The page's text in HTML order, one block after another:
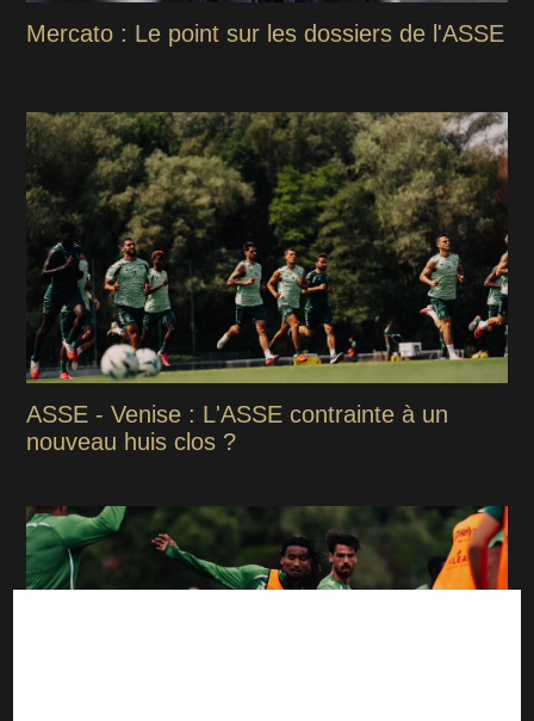
Mercato : Le point sur les dossiers de l'ASSE
ASSE - Venise : L'ASSE contrainte à un
nouveau huis clos ?